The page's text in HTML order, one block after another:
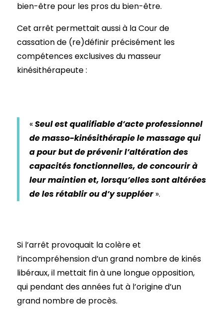
bien-être pour les pros du bien-être.
Cet arrêt permettait aussi à la Cour de
cassation de (re)définir précisément les
compétences exclusives du masseur
kinésithérapeute :
«Seul est qualifiable d’acte professionnel
de masso-kinésithérapie le massage qui
a pour but de prévenir l’altération des
capacités fonctionnelles, de concourir à
leur maintien et, lorsqu’elles sont altérées
de les rétablir ou d’y suppléer».
Si l’arrêt provoquait la colère et
l’incompréhension d’un grand nombre de kinés
libéraux, il mettait fin à une longue opposition,
qui pendant des années fut à l’origine d’un
grand nombre de procès.